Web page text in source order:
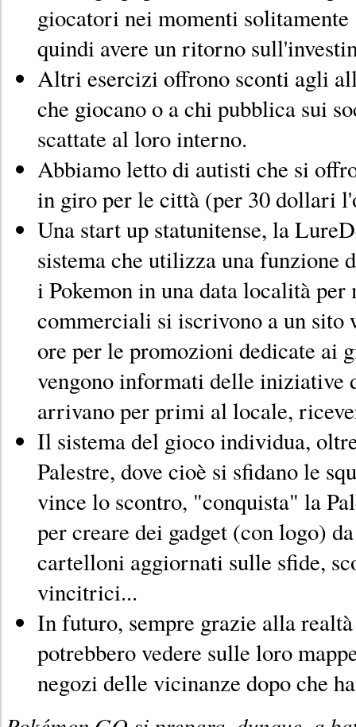
giocatori nei momenti
quindi avere un ritorno
Altri esercizi offrono sconti agli
che giocano o a chi pubblica sui
scattate al loro interno.
Abbiamo letto di autisti che si
in giro per le città (per 30 dollari
Una start up statunitense, la
sistema che utilizza una funzione
i Pokemon in una data località per
commerciali si iscrivono a un sito
ore per le promozioni dedicate ai
vengono informati delle iniziative
arrivano per primi al locale,
Il sistema del gioco individua,
Palestre, dove cioè si sfidano le
vince lo scontro, "conquista" la
per creare dei gadget (con logo)
cartelloni aggiornati sulle sfide,
vincitrici...
In futuro, sempre grazie alla
potrebbero vedere sulle loro
negozi delle vicinanze dopo che